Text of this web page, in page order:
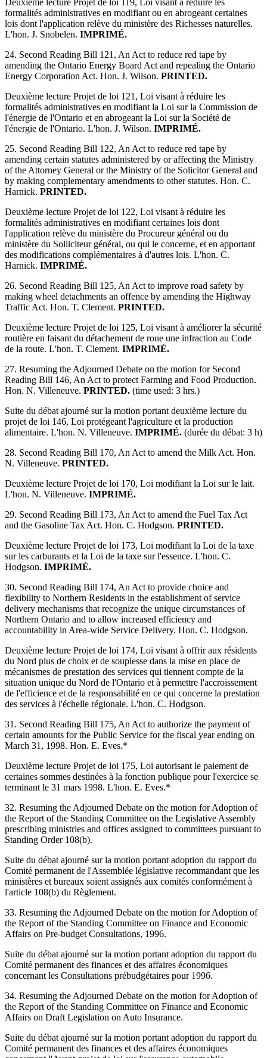
formalités administratives en modifiant ou en abrogeant certaines
lois dont l'application relève du ministère des Richesses naturelles.
L'hon. J. Snobelen. IMPRIMÉ.
24. Second Reading Bill 121, An Act to reduce red tape by
amending the Ontario Energy Board Act and repealing the Ontario
Energy Corporation Act. Hon. J. Wilson. PRINTED.
Deuxième lecture Projet de loi 121, Loi visant à réduire les
formalités administratives en modifiant la Loi sur la Commission de
l'énergie de l'Ontario et en abrogeant la Loi sur la Société de
l'énergie de l'Ontario. L'hon. J. Wilson. IMPRIMÉ.
25. Second Reading Bill 122, An Act to reduce red tape by
amending certain statutes administered by or affecting the Ministry
of the Attorney General or the Ministry of the Solicitor General and
by making complementary amendments to other statutes. Hon. C.
Harnick. PRINTED.
Deuxième lecture Projet de loi 122, Loi visant à réduire les
formalités administratives en modifiant certaines lois dont
l'application relève du ministère du Procureur général ou du
ministère du Solliciteur général, ou qui le concerne, et en apportant
des modifications complémentaires à d'autres lois. L'hon. C.
Harnick. IMPRIMÉ.
26. Second Reading Bill 125, An Act to improve road safety by
making wheel detachments an offence by amending the Highway
Traffic Act. Hon. T. Clement. PRINTED.
Deuxième lecture Projet de loi 125, Loi visant à améliorer la sécurité
routière en faisant du détachement de roue une infraction au Code
de la route. L'hon. T. Clement. IMPRIMÉ.
27. Resuming the Adjourned Debate on the motion for Second
Reading Bill 146, An Act to protect Farming and Food Production.
Hon. N. Villeneuve. PRINTED. (time used: 3 hrs.)
Suite du débat ajourné sur la motion portant deuxième lecture du
projet de loi 146, Loi protégeant l'agriculture et la production
alimentaire. L'hon. N. Villeneuve. IMPRIMÉ. (durée du débat: 3 h)
28. Second Reading Bill 170, An Act to amend the Milk Act. Hon.
N. Villeneuve. PRINTED.
Deuxième lecture Projet de loi 170, Loi modifiant la Loi sur le lait.
L'hon. N. Villeneuve. IMPRIMÉ.
29. Second Reading Bill 173, An Act to amend the Fuel Tax Act
and the Gasoline Tax Act. Hon. C. Hodgson. PRINTED.
Deuxième lecture Projet de loi 173, Loi modifiant la Loi de la taxe
sur les carburants et la Loi de la taxe sur l'essence. L'hon. C.
Hodgson. IMPRIMÉ.
30. Second Reading Bill 174, An Act to provide choice and
flexibility to Northern Residents in the establishment of service
delivery mechanisms that recognize the unique circumstances of
Northern Ontario and to allow increased efficiency and
accountability in Area-wide Service Delivery. Hon. C. Hodgson.
Deuxième lecture Projet de loi 174, Loi visant à offrir aux résidents
du Nord plus de choix et de souplesse dans la mise en place de
mécanismes de prestation des services qui tiennent compte de la
situation unique du Nord de l'Ontario et à permettre l'accroissement
de l'efficience et de la responsabilité en ce qui concerne la prestation
des services à l'échelle régionale. L'hon. C. Hodgson.
31. Second Reading Bill 175, An Act to authorize the payment of
certain amounts for the Public Service for the fiscal year ending on
March 31, 1998. Hon. E. Eves.*
Deuxième lecture Projet de loi 175, Loi autorisant le paiement de
certaines sommes destinées à la fonction publique pour l'exercice se
terminant le 31 mars 1998. L'hon. E. Eves.*
32. Resuming the Adjourned Debate on the motion for Adoption of
the Report of the Standing Committee on the Legislative Assembly
prescribing ministries and offices assigned to committees pursuant to
Standing Order 108(b).
Suite du débat ajourné sur la motion portant adoption du rapport du
Comité permanent de l'Assemblée législative recommandant que les
ministères et bureaux soient assignés aux comités conformément à
l'article 108(b) du Règlement.
33. Resuming the Adjourned Debate on the motion for Adoption of
the Report of the Standing Committee on Finance and Economic
Affairs on Pre-budget Consultations, 1996.
Suite du débat ajourné sur la motion portant adoption du rapport du
Comité permanent des finances et des affaires économiques
concernant les Consultations prébudgétaires pour 1996.
34. Resuming the Adjourned Debate on the motion for Adoption of
the Report of the Standing Committee on Finance and Economic
Affairs on Draft Legislation on Auto Insurance.
Suite du débat ajourné sur la motion portant adoption du rapport du
Comité permanent des finances et des affaires économiques